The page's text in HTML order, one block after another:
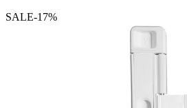
SALE-17%